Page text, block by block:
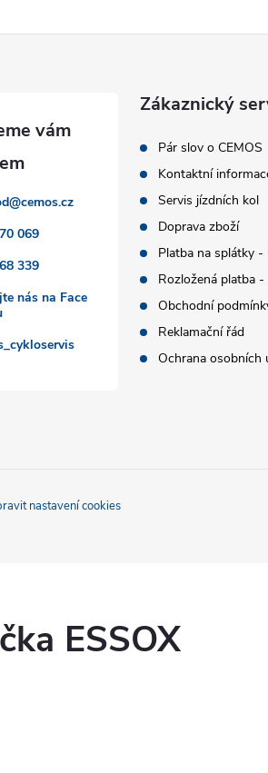
@cemos.cz
069
339
nás na Face
Zákaznický
Pár slov o CEMOS
Kontaktní
Servis jízdních kol
Doprava zboží
Platba na splátky -
Rozložená platba -
Obchodní
Reklamační řád
Ochrana osobních
nastavení cookies
ESSOX